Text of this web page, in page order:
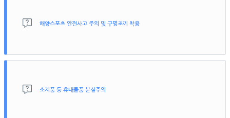
해양스포츠 안전사고 주의 및 구명조끼 착용
습니다.
항상 안전에 주의하셔야 하며, 해양스포츠 이용시 안전수칙을 꼭 지켜주
소지품 등 휴대물품 분실주의